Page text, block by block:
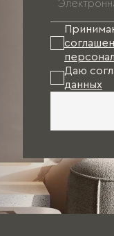
Даю
данных